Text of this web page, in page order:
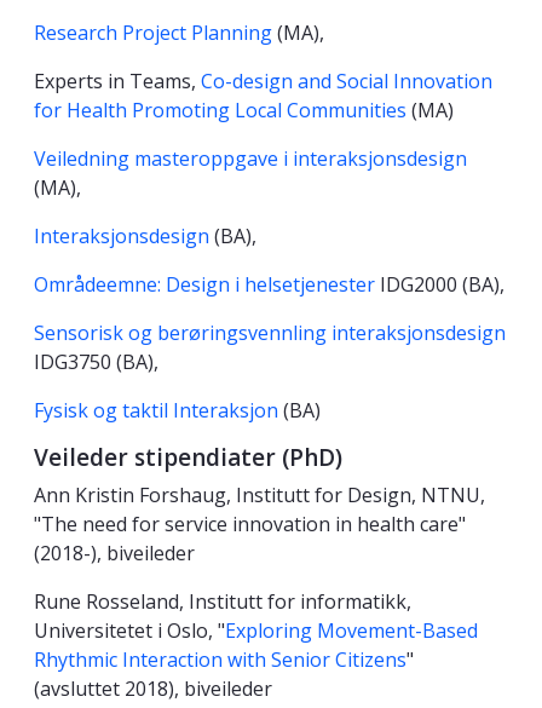
Research Project Planning(MA),
Experts in Teams, Co-design and Social Innovation
for Health Promoting Local Communities (MA)
Veiledning masteroppgave i interaksjonsdesign
(MA),
Interaksjonsdesign (BA),
Områdeemne: Design i helsetjenester IDG2000 (BA),
Sensorisk og berøringsvennling interaksjonsdesign
IDG3750 (BA),
Fysisk og taktil Interaksjon (BA)
Veileder stipendiater (PhD)
Ann Kristin Forshaug, Institutt for Design, NTNU,
"The need for service innovation in health care"
(2018-), biveileder
Rune Rosseland, Institutt for informatikk,
Universitetet i Oslo, "Exploring Movement-Based
Rhythmic Interaction with Senior Citizens"
(avsluttet 2018), biveileder